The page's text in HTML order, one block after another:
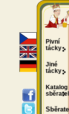
Pivní
tácky
Jiné
tácky
Katalog